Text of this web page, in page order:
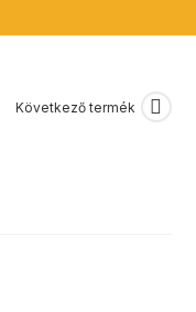
Következő termék